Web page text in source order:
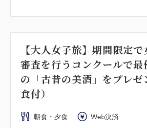
【大人女子旅】期間限定
審査を行うコンクールで最
の「古昔の美酒」をプレゼ
食付）
朝食・夕食 Web決済